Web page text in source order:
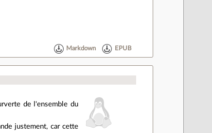
Markdown EPUB
de l'ensemble du
justement, car cette